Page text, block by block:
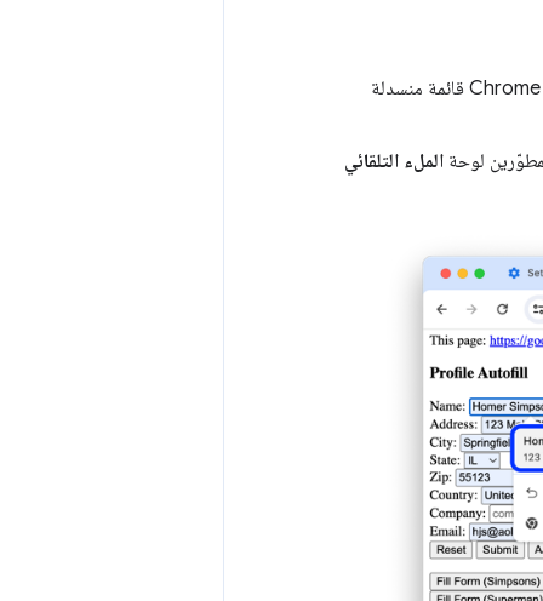
في نموذج الويب الخاص بالعنوان في صفحة العرض التجريبية، ركِّز على حقل نموذج. يعرض Chrome قائمة منسدلة
لوحة الملء التلقائي